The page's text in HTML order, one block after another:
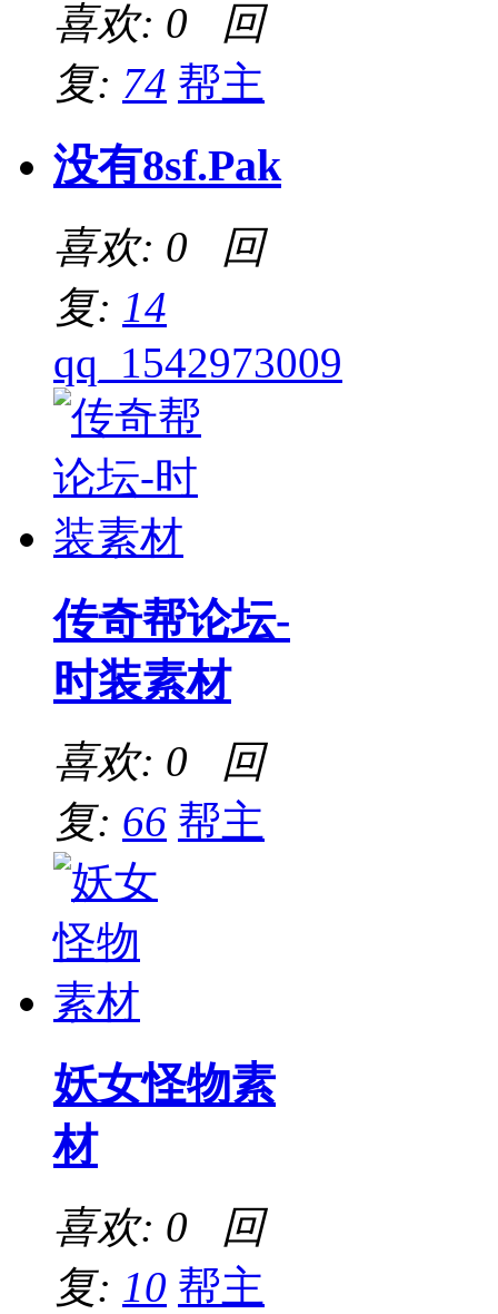
喜欢: 0 回
复: 74 帮主
没有8sf.Pak
喜欢: 0 回
复: 14
qq_1542973009
传奇帮论坛-
时装素材
喜欢: 0 回
复: 66 帮主
妖女怪物素
材
喜欢: 0 回
复: 10 帮主